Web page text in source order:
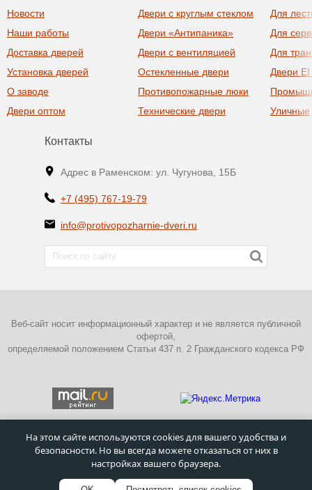
Новости
Наши работы
Доставка дверей
Установка дверей
О заводе
Двери оптом
Двери с круглым стеклом
Двери «Антипаника»
Двери с вентиляцией
Остекленные двери
Противопожарные люки
Технические двери
Для
Для
Для
Двери
Уличные
Контакты
Адрес в Раменском: ул. Чугунова, 15Б
+7 (495) 767-19-79
info@protivopozharnie-dveri.ru
Веб-сайт носит информационный характер и не является публичной
офертой,
определяемой положением Статьи 437 п. 2 Гражданского кодекса РФ
ПОЛИТИКА КОНФИДЕНЦИАЛЬНОСТИ
Московский завод металлических дверей–Противопожарные
двери1995 - 2026г.
На этом сайте используются cookies для вашего удобства и
безопасности. Но вы всегда можете отказаться от них в
настройках вашего браузера.